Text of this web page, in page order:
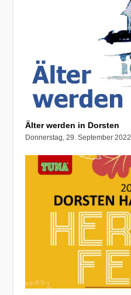
Älter werden in Dorsten
Donnerstag, 29. September 2022